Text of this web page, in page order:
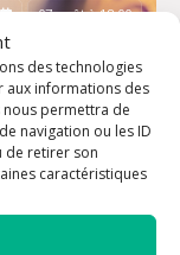
des technologies
aux informations des
nous permettra de
navigation ou les ID
de retirer son
caractéristiques
07 août à 18:00